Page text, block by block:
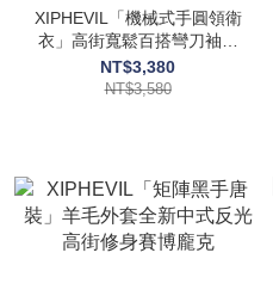
XIPHEVIL「機械式手圓領衛
衣」高街寬鬆百搭彎刀袖內
搭套頭賽博龐克
NT$3,380
NT$3,580